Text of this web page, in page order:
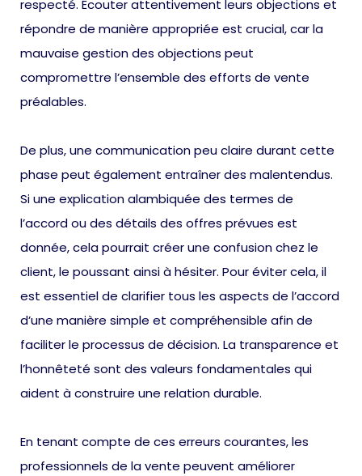
respecté. Écouter attentivement leurs objections et
répondre de manière appropriée est crucial, car la
mauvaise gestion des objections peut
compromettre l’ensemble des efforts de vente
préalables.
De plus, une communication peu claire durant cette
phase peut également entraîner des malentendus.
Si une explication alambiquée des termes de
l’accord ou des détails des offres prévues est
donnée, cela pourrait créer une confusion chez le
client, le poussant ainsi à hésiter. Pour éviter cela, il
est essentiel de clarifier tous les aspects de l’accord
d’une manière simple et compréhensible afin de
faciliter le processus de décision. La transparence et
l’honnêteté sont des valeurs fondamentales qui
aident à construire une relation durable.
En tenant compte de ces erreurs courantes, les
professionnels de la vente peuvent améliorer